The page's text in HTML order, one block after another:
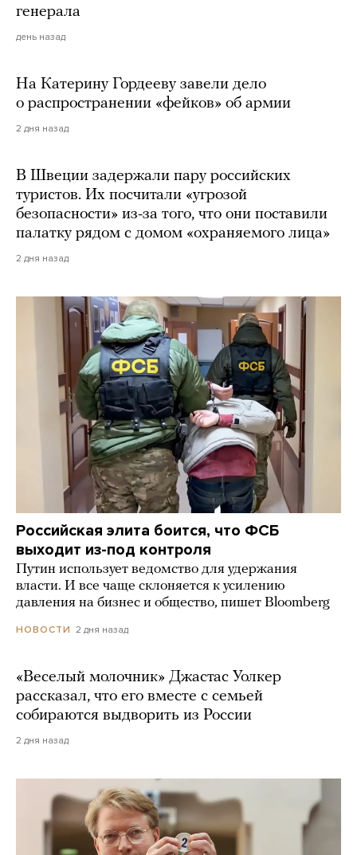
генерала
день назад
На Катерину Гордееву завели дело
о распространении «фейков» об армии
2 дня назад
В Швеции задержали пару российских
туристов. Их посчитали «угрозой
безопасности» из-за того, что они поставили
палатку рядом с домом «охраняемого лица»
2 дня назад
Российская элита боится, что ФСБ
выходит из-под контроля
Путин использует ведомство для удержания
власти. И все чаще склоняется к усилению
давления на бизнес и общество, пишет Bloomberg
НОВОСТИ 2 дня назад
«Веселый молочник» Джастас Уолкер
рассказал, что его вместе с семьей
собираются выдворить из России
2 дня назад